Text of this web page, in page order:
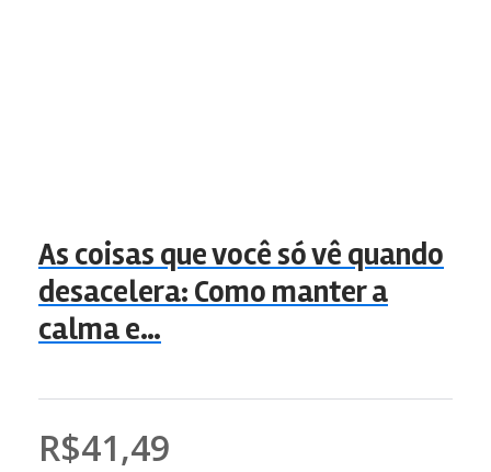
As coisas que você só vê quando
desacelera: Como manter a
calma e…
R$41,49